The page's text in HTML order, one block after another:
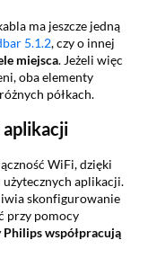
ma jeszcze jedną
5.1.2, czy o innej
miejsca. Jeżeli więc
oba elementy
półkach.
aplikacji
WiFi, dzięki
aplikacji.
skonfigurowanie
przy pomocy
Philips współpracują